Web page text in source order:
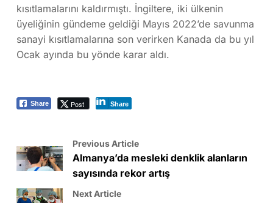
kısıtlamalarını kaldırmıştı. İngiltere, iki ülkenin
üyeliğinin gündeme geldiği Mayıs 2022’de savunma
sanayi kısıtlamalarına son verirken Kanada da bu yıl
Ocak ayında bu yönde karar aldı.
Share Post Share
Previous Article
Almanya’da mesleki denklik alanların
sayısında rekor artış
Next Article